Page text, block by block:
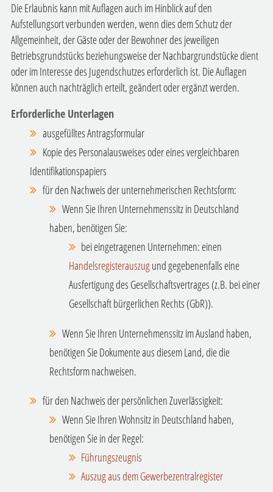
Die Erlaubnis kann mit Auflagen auch im Hinblick auf den
Aufstellungsort verbunden werden, wenn dies dem Schutz der
Allgemeinheit, der Gäste oder der Bewohner des jeweiligen
Betriebsgrundstücks beziehungsweise der Nachbargrundstücke dient
oder im Interesse des Jugendschutzes erforderlich ist. Die Auflagen
können auch nachträglich erteilt, geändert oder ergänzt werden.
Erforderliche Unterlagen
ausgefülltes Antragsformular
Kopie des Personalausweises oder eines vergleichbaren
Identifikationspapiers
für den Nachweis der unternehmerischen Rechtsform:
Wenn Sie Ihren Unternehmenssitz in Deutschland
haben, benötigen Sie:
bei eingetragenen Unternehmen: einen
Handelsregisterauszugund gegebenenfalls eine
Ausfertigung des Gesellschaftsvertrages (z.B. bei einer
Gesellschaft bürgerlichen Rechts (GbR)).
Wenn Sie Ihren Unternehmenssitz im Ausland haben,
benötigen Sie Dokumente aus diesem Land, die die
Rechtsform nachweisen.
für den Nachweis der persönlichen Zuverlässigkeit:
Wenn Sie Ihren Wohnsitz in Deutschland haben,
benötigen Sie in der Regel:
Führungszeugnis
Auszug aus dem Gewerbezentralregister